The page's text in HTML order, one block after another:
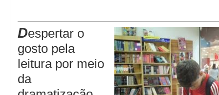
Despertar o
gosto pela
leitura por meio
da